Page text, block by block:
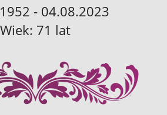
- 04.08.2023
Wiek: 71 lat